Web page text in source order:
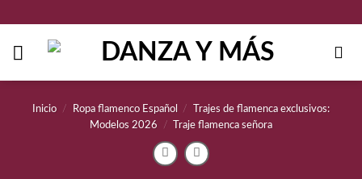
contenido
Inicio / Ropa flamenco Español /
Trajes de flamenca exclusivos:
Modelos 2026
/ Traje flamenca señora